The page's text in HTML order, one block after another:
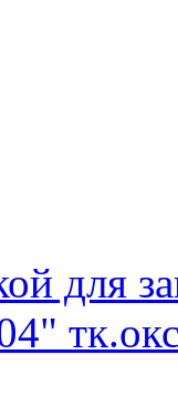
для